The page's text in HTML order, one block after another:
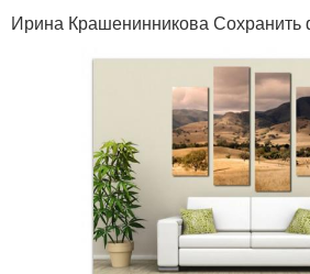
Ирина Крашенинникова Сохранить